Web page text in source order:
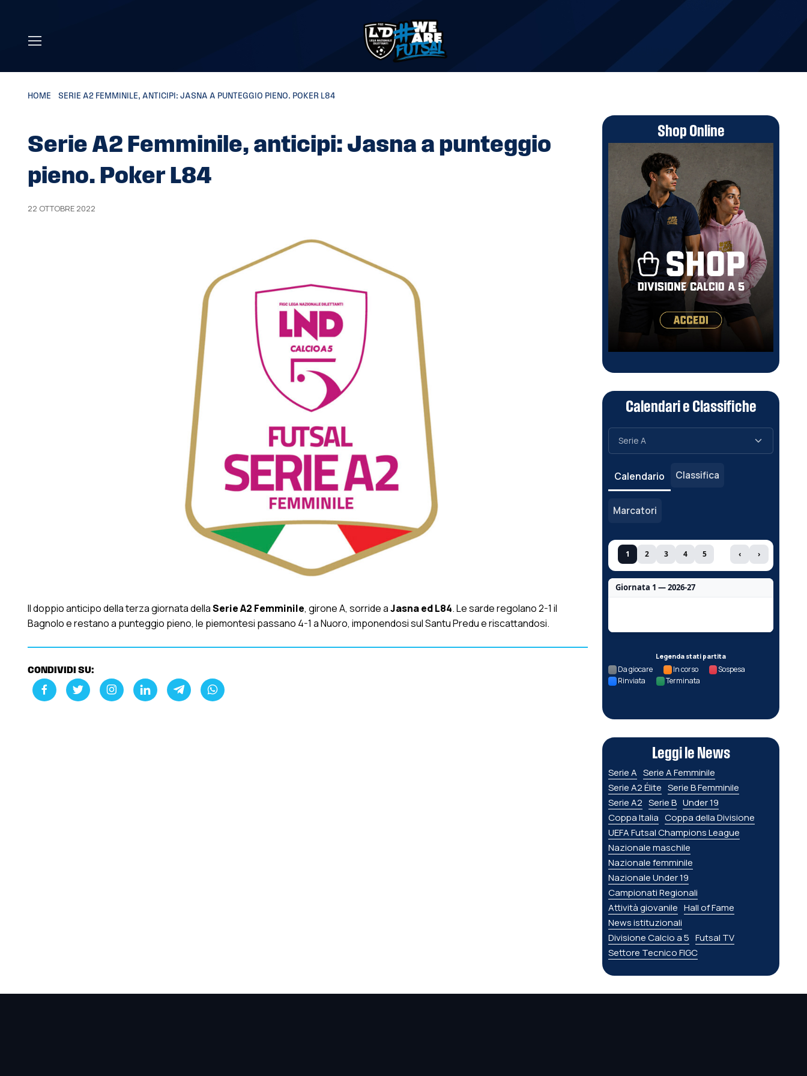
HOME SERIE A2 FEMMINILE, ANTICIPI: JASNA A PUNTEGGIO PIENO. POKER L84
Serie A2 Femminile, anticipi: Jasna a punteggio
pieno. Poker L84
22 OTTOBRE 2022
Il doppio anticipo della terza giornata dellaSerie A2 Femminile, girone A, sorride aJasna ed L84. Le sarde regolano 2-1 il
Bagnolo e restano a punteggio pieno, le piemontesi passano 4-1 a Nuoro, imponendosi sul Santu Predu e riscattandosi.
CONDIVIDI SU:
Shop Online
Calendari e Classifiche
Calendario Classifica
Marcatori
1 2 3 4 5 ‹ ›
Giornata 1 — 2026-27
Legenda stati partita
Da giocare In corso
Sospesa
Rinviata
Terminata
Leggi le News
Serie A Serie A Femminile
Serie A2 Élite Serie B Femminile
Serie A2 Serie B Under 19
Coppa Italia Coppa della Divisione
UEFA Futsal Champions League
Nazionale maschile
Nazionale femminile
Nazionale Under 19
Campionati Regionali
Attività giovanile Hall of Fame
News istituzionali
Divisione Calcio a 5 Futsal TV
Settore Tecnico FIGC